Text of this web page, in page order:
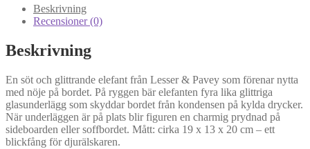
mängdBeskrivning
Recensioner (0)
Beskrivning
En söt och glittrande elefant från Lesser & Pavey som förenar nytta
med nöje på bordet. På ryggen bär elefanten fyra lika glittriga
glasunderlägg som skyddar bordet från kondensen på kylda drycker.
När underläggen är på plats blir figuren en charmig prydnad på
sideboarden eller soffbordet. Mått: cirka 19 x 13 x 20 cm – ett
blickfång för djurälskaren.